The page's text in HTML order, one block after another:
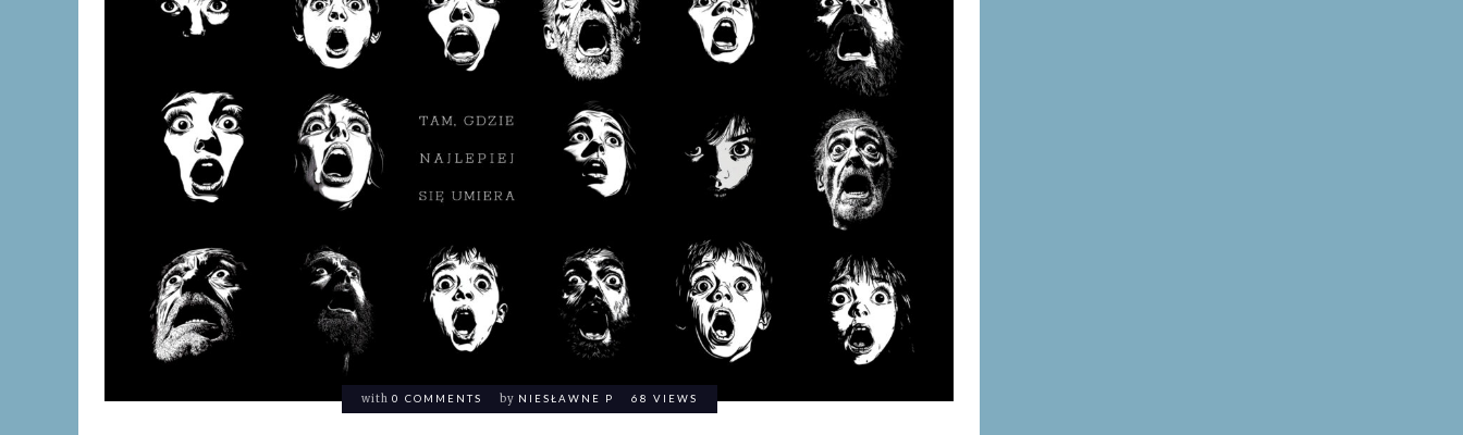
with 0 COMMENTS by NIESŁAWNE P 68 VIEWS